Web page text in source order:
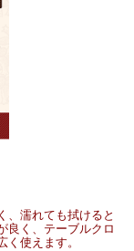
、濡れても拭けると
良く、テーブルクロ
使えます。